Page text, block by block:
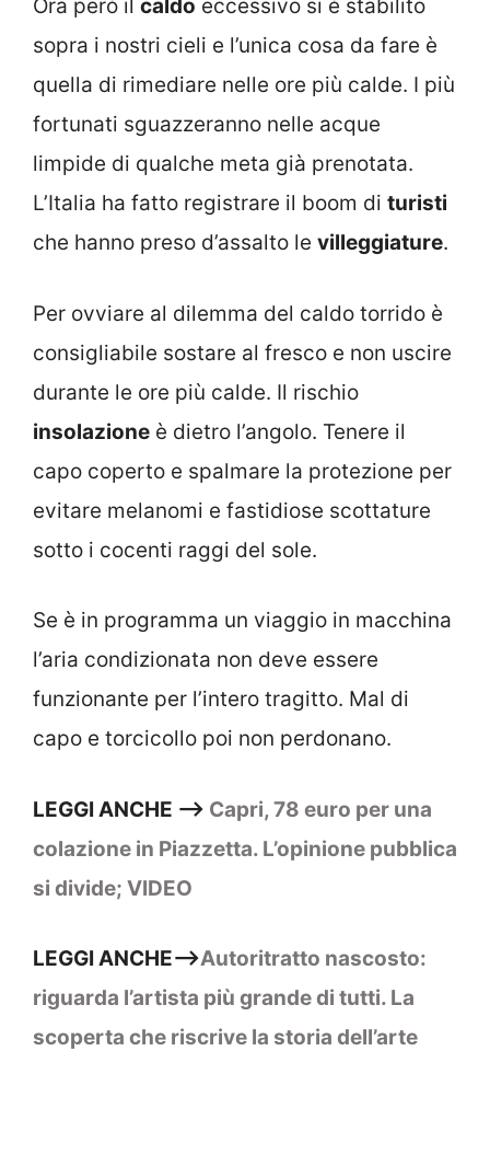
Ora però il caldo eccessivo si è stabilito
sopra i nostri cieli e l’unica cosa da fare è
quella di rimediare nelle ore più calde. I più
fortunati sguazzeranno nelle acque
limpide di qualche meta già prenotata.
L’Italia ha fatto registrare il boom di turisti
che hanno preso d’assalto le villeggiature.
Per ovviare al dilemma del caldo torrido è
consigliabile sostare al fresco e non uscire
durante le ore più calde. Il rischio
insolazione è dietro l’angolo. Tenere il
capo coperto e spalmare la protezione per
evitare melanomi e fastidiose scottature
sotto i cocenti raggi del sole.
Se è in programma un viaggio in macchina
l’aria condizionata non deve essere
funzionante per l’intero tragitto. Mal di
capo e torcicollo poi non perdonano.
LEGGI ANCHE –> Capri, 78 euro per una
colazione in Piazzetta. L’opinione pubblica
si divide; VIDEO
LEGGI ANCHE–>Autoritratto nascosto:
riguarda l’artista più grande di tutti. La
scoperta che riscrive la storia dell’arte